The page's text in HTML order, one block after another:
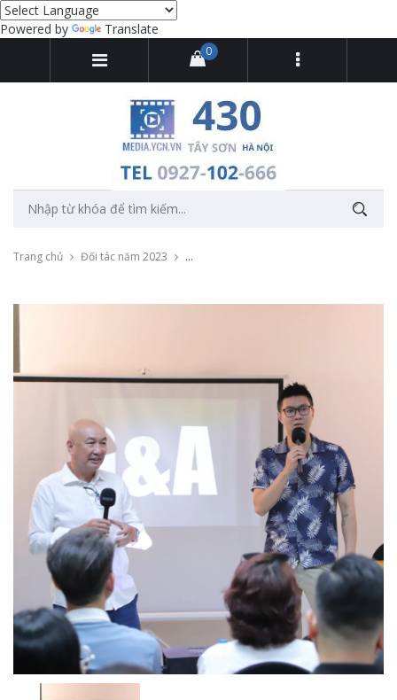
Powered by Translate
0
Trang chủ Đối tác năm 2023 Quay, chụp cho workshop "Kinh nghiệp